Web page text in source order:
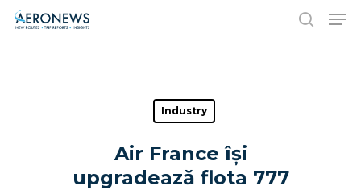
Hit enter to search or ESC to close
Industry
Air France își
upgradează flota 777